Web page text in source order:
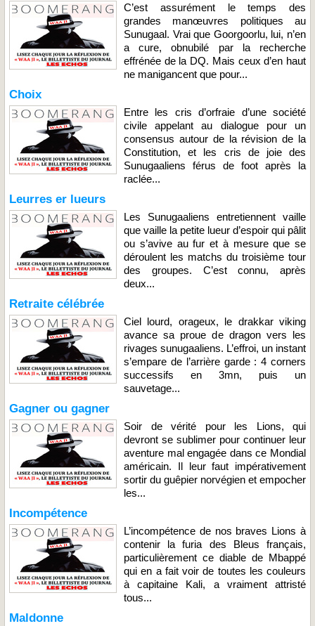
C’est assurément le temps des
grandes manœuvres politiques au
Sunugaal. Vrai que Goorgoorlu, lui, n’en
a cure, obnubilé par la recherche
effrénée de la DQ. Mais ceux d’en haut
ne manigancent que pour...
Choix
Entre les cris d’orfraie d’une société
civile appelant au dialogue pour un
consensus autour de la révision de la
Constitution, et les cris de joie des
Sunugaaliens férus de foot après la
raclée...
Leurres er lueurs
Les Sunugaaliens entretiennent vaille
que vaille la petite lueur d’espoir qui pâlit
ou s’avive au fur et à mesure que se
déroulent les matchs du troisième tour
des groupes. C’est connu, après
deux...
Retraite célébrée
Ciel lourd, orageux, le drakkar viking
avance sa proue de dragon vers les
rivages sunugaaliens. L’effroi, un instant
s’empare de l’arrière garde : 4 corners
successifs en 3mn, puis un
sauvetage...
Gagner ou gagner
Soir de vérité pour les Lions, qui
devront se sublimer pour continuer leur
aventure mal engagée dans ce Mondial
américain. Il leur faut impérativement
sortir du guêpier norvégien et empocher
les...
Incompétence
L’incompétence de nos braves Lions à
contenir la furia des Bleus français,
particulièrement ce diable de Mbappé
qui en a fait voir de toutes les couleurs
à capitaine Kali, a vraiment attristé
tous...
Maldonne